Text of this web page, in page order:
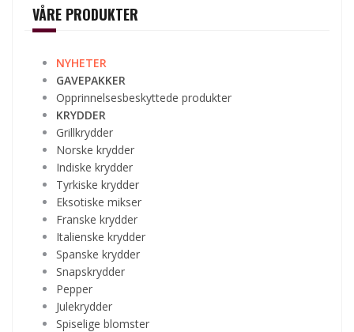
VÅRE PRODUKTER
NYHETER
GAVEPAKKER
Opprinnelsesbeskyttede produkter
KRYDDER
Grillkrydder
Norske krydder
Indiske krydder
Tyrkiske krydder
Eksotiske mikser
Franske krydder
Italienske krydder
Spanske krydder
Snapskrydder
Pepper
Julekrydder
Spiselige blomster